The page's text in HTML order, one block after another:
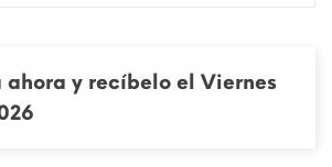
ahora y recíbelo el Viernes